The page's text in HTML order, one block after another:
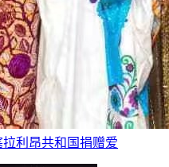
利昂共和国捐赠爱